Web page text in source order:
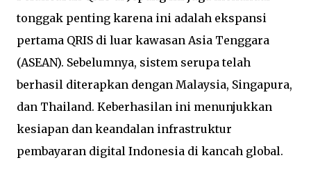
tonggak penting karena ini adalah ekspansi
pertama QRIS di luar kawasan Asia Tenggara
(ASEAN). Sebelumnya, sistem serupa telah
berhasil diterapkan dengan Malaysia, Singapura,
dan Thailand. Keberhasilan ini menunjukkan
kesiapan dan keandalan infrastruktur
pembayaran digital Indonesia di kancah global.